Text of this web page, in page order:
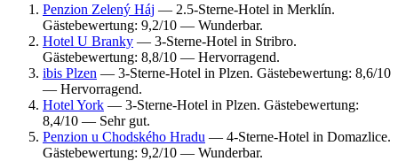
Penzion Zelený Háj — 2.5-Sterne-Hotel in Merklín.
Gästebewertung: 9,2/10 — Wunderbar.
Hotel U Branky — 3-Sterne-Hotel in Stribro.
Gästebewertung: 8,8/10 — Hervorragend.
ibis Plzen — 3-Sterne-Hotel in Plzen. Gästebewertung: 8,6/10
— Hervorragend.
Hotel York — 3-Sterne-Hotel in Plzen. Gästebewertung:
8,4/10 — Sehr gut.
Penzion u Chodského Hradu — 4-Sterne-Hotel in Domazlice.
Gästebewertung: 9,2/10 — Wunderbar.